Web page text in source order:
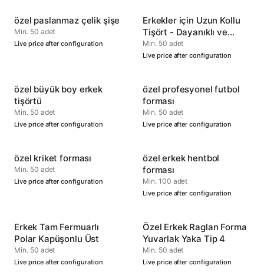
özel paslanmaz çelik şişe
Min. 50 adet
Live price after configuration
Erkekler için Uzun Kollu
Tişört - Dayanıklı ve
Yumuşak
Min. 50 adet
Live price after configuration
özel büyük boy erkek
tişörtü
Min. 50 adet
Live price after configuration
özel profesyonel futbol
forması
Min. 50 adet
Live price after configuration
özel kriket forması
Min. 50 adet
Live price after configuration
özel erkek hentbol
forması
Min. 100 adet
Live price after configuration
Erkek Tam Fermuarlı
Polar Kapüşonlu Üst
Min. 50 adet
Live price after configuration
Özel Erkek Raglan Forma
Yuvarlak Yaka Tip 4
Min. 50 adet
Live price after configuration